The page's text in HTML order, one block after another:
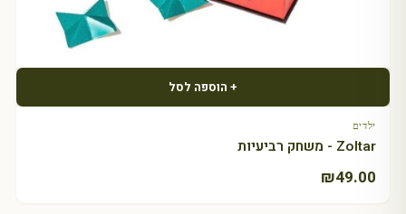
+ הוספה לסל
ילדים
Zoltar - משחק רביעיות
₪49.00